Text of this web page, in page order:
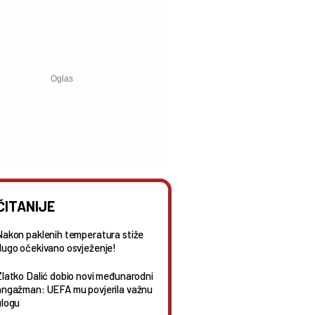
paklenih temperatura stiže
očekivano osvježenje!
Dalić dobio novi međunarodni
UEFA mu povjerila važnu